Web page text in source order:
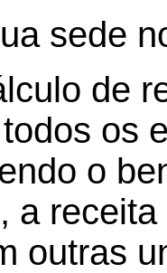
sede
de
os
o
a
outras